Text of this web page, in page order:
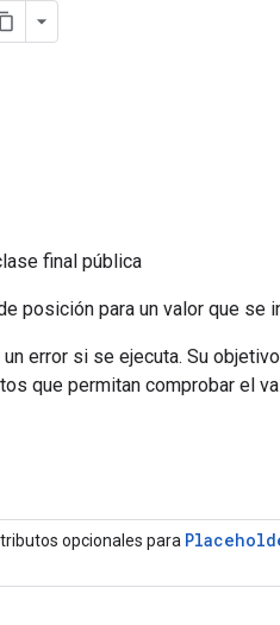
final pública
posición para un valor que se
error si se ejecuta. Su
que permitan comprobar el
opcionales para